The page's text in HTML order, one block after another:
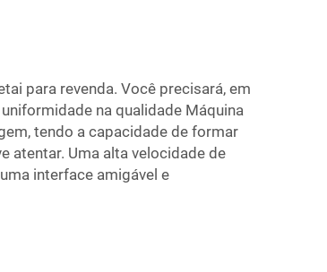
para revenda. Você precisará, em
na qualidade Máquina
tendo a capacidade de formar
atentar. Uma alta velocidade de
interface amigável e